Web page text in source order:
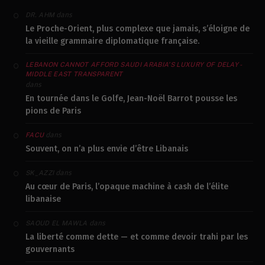
DR. AHM dans
Le Proche-Orient, plus complexe que jamais, s’éloigne de
la vieille grammaire diplomatique française.
LEBANON CANNOT AFFORD SAUDI ARABIA’S LUXURY OF DELAY -
MIDDLE EAST TRANSPARENT
dans
En tournée dans le Golfe, Jean-Noël Barrot pousse les
pions de Paris
FACUdans
Souvent, on n’a plus envie d’être Libanais
SK_AZZIdans
Au cœur de Paris, l’opaque machine à cash de l’élite
libanaise
SAOUD EL MAWLA dans
La liberté comme dette — et comme devoir trahi par les
gouvernants